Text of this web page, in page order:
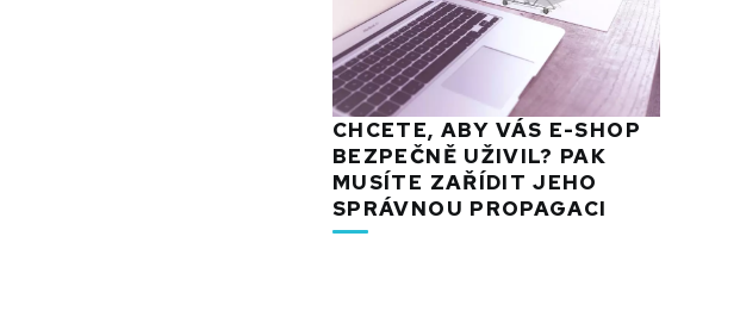
CHCETE, ABY VÁS E-SHOP
BEZPEČNĚ UŽIVIL? PAK
MUSÍTE ZAŘÍDIT JEHO
SPRÁVNOU PROPAGACI